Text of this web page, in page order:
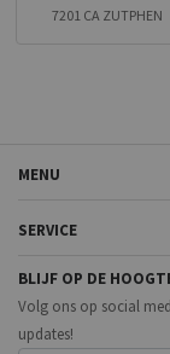
7201 CA ZUTPHEN
MENU
SERVICE
BLIJF OP DE
Volg ons op social
updates!